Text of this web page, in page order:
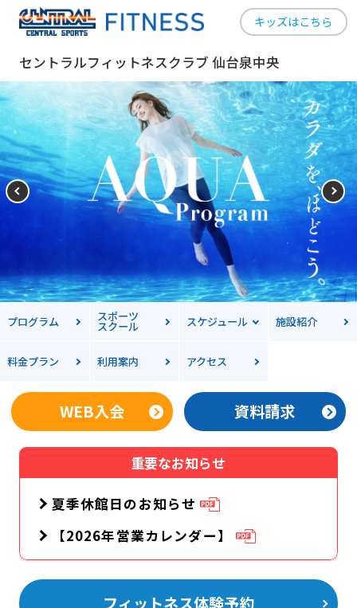
キッズはこちら
セントラルフィットネスクラブ 仙台泉中央
プログラム スポーツ
スクール スケジュール 施設紹介
料金プラン 利用案内 アクセス
WEB入会 資料請求
重要なお知らせ
夏季休館日のお知らせ
【2026年営業カレンダー】
フィットネス体験予約